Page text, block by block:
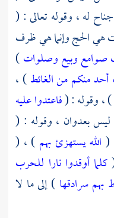
له ، وقوله تعالى : (
هي الحج وإنما هي ظرف
صوامع وبيع وصلوات)
أحد منكم من الغائط) ،
) ، وقوله : (فاعتدوا عليه
بعدوان ، وقوله : (
( الله يستهزئ بهم ) ، (
كلما أوقدوا نارا للحرب
بهم سرادقها ) إلى ما لا